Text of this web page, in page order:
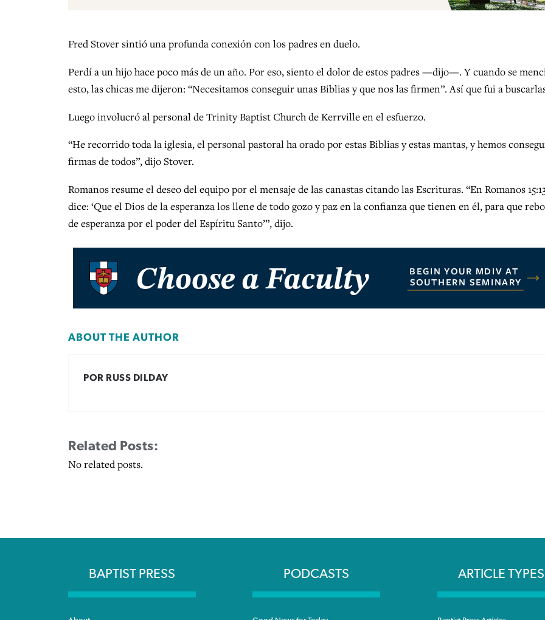
Fred Stover sintió una profunda conexión con los padres en duelo.
Perdí a un hijo hace poco más de un año. Por eso, siento el dolor de estos padres —dijo—. Y cuando se
esto, las chicas me dijeron: “Necesitamos conseguir unas Biblias y que nos las firmen”. Así que fui a
Luego involucró al personal de Trinity Baptist Church de Kerrville en el esfuerzo.
“He recorrido toda la iglesia, el personal pastoral ha orado por estas Biblias y estas mantas, y hemos
firmas de todos”, dijo Stover.
Romanos resume el deseo del equipo por el mensaje de las canastas citando las Escrituras. “En Romanos
dice: ‘Que el Dios de la esperanza los llene de todo gozo y paz en la confianza que tienen en él, para que
de esperanza por el poder del Espíritu Santo’”, dijo.
ABOUT THE AUTHOR
POR RUSS DILDAY
Related Posts:
No related posts.
BAPTIST PRESS PODCASTS ARTICLE TYPES